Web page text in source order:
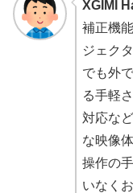
XGIMI
補正機
ジェク
でも外
る手軽
対応な
な映像
操作の
いなく